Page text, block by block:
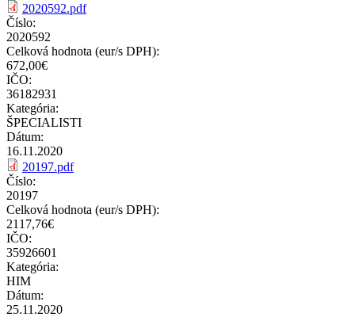
2020592.pdf
Číslo:
2020592
Celková hodnota (eur/s DPH):
672,00€
IČO:
36182931
Kategória:
ŠPECIALISTI
Dátum:
16.11.2020
20197.pdf
Číslo:
20197
Celková hodnota (eur/s DPH):
2117,76€
IČO:
35926601
Kategória:
HIM
Dátum:
25.11.2020